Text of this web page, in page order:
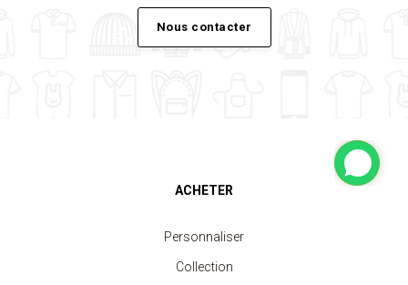
Nous contacter
ACHETER
Personnaliser
Collection